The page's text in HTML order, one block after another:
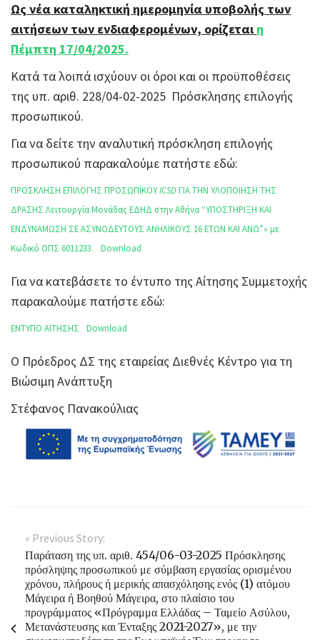
Ως νέα καταληκτική ημερομηνία υποβολής των
αιτήσεων των ενδιαφερομένων, ορίζεταιη
Πέμπτη 17/04/2025.
Κατά τα λοιπά ισχύουν οι όροι και οι προϋποθέσεις
της υπ. αριθ. 228/04-02-2025 Πρόσκλησης επιλογής
προσωπικού.
Για να δείτε την αναλυτική πρόσκληση επιλογής
προσωπικού παρακαλούμε πατήστε εδώ:
ΠΡΟΣΚΛΗΣΗ ΕΠΙΛΟΓΗΣ ΠΡΟΣΩΠΙΚΟΥICSDΓΙΑ ΤΗΝ ΥΛΟΠΟΙΗΣΗ ΤΗΣ
ΔΡΑΣΗΣ Λειτουργία Μονάδας ΕΔΗΔ στην Αθήνα “ΥΠΟΣΤΗΡΙΞΗ ΚΑΙ
ΕΝΔΥΝΑΜΩΣΗ ΣΕ ΑΣΥΝΟΔΕΥΤΟΥΣ ΑΝΗΛΙΚΟΥΣ 16 ΕΤΩΝ ΚΑΙ ΑΝΩ”» με
Κωδικό ΟΠΣ 6011233.
Download
Για να κατεβάσετε το έντυπο της Αίτησης Συμμετοχής
παρακαλούμε πατήστε εδώ:
ΕΝΤΥΠΟ ΑΙΤΗΣΗΣ Download
Ο Πρόεδρος ΔΣ της εταιρείας Διεθνές Κέντρο για τη
Βιώσιμη Ανάπτυξη
Στέφανος Πανακούλιας
« Previous Story:
Παράταση της υπ. αριθ. 454/06-03-2025 Πρόσκλησης
πρόσληψης προσωπικού με σύμβαση εργασίας ορισμένου
χρόνου, πλήρους ή μερικής απασχόλησης ενός (1) ατόμου
Μάγειρα ή Βοηθού Μάγειρα, στο πλαίσιο του
προγράμματος «Πρόγραμμα Ελλάδας – Ταμείο Ασύλου,
Μετανάστευσης και Ένταξης 2021-2027», με την